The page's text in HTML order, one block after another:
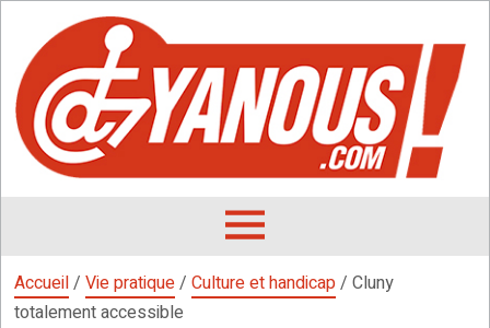
contenu
OUVRIR
MENU
Accueil/ Vie pratique/ Culture et handicap/ Cluny
totalement accessible